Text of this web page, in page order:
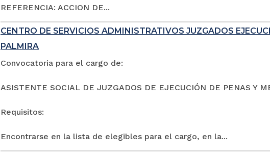
REFERENCIA: ACCION DE...
CENTRO DE SERVICIOS ADMINISTRATIVOS JUZGADOS
PALMIRA
Convocatoria para el cargo de:
ASISTENTE SOCIAL DE JUZGADOS DE EJECUCIÓN DE PENAS Y
Requisitos:
Encontrarse en la lista de elegibles para el cargo, en la...